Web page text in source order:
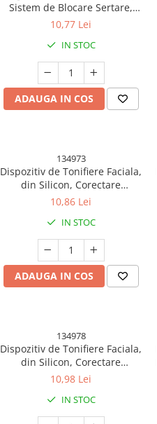
Sistem de Blocare Sertare,
Dulap, Frigider, Adeziv, cu
Model Catelus, Roz
10,77 Lei
IN STOC
ADAUGA IN COS
134973
Dispozitiv de Tonifiere Faciala,
din Silicon, Corectare
Mandibula/Maxilar, Albastru
10,86 Lei
IN STOC
ADAUGA IN COS
134978
Dispozitiv de Tonifiere Faciala,
din Silicon, Corectare
Mandibula/Maxilar, Rosu
10,98 Lei
IN STOC